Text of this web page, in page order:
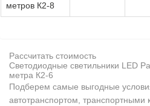
метров К2-8
Рассчитать стоимость
Светодиодные светильники LED
метра К2-6
Подберем самые выгодные
автотранспортом,